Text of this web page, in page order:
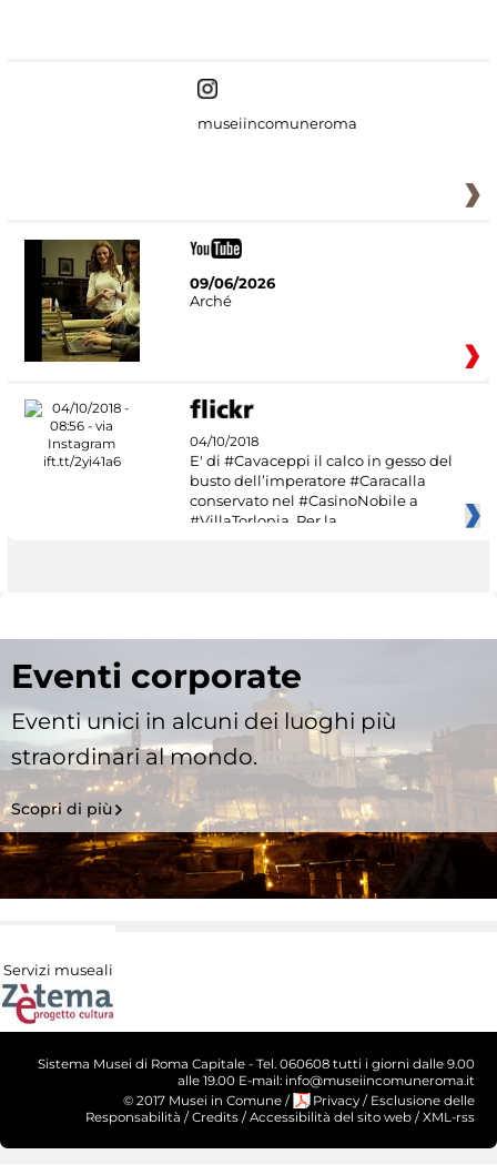
museiincomuneroma
09/06/2026
Arché
04/10/2018
E' di #Cavaceppi il calco in gesso del
busto dell’imperatore #Caracalla
conservato nel #CasinoNobile a
#VillaTorlonia. Per la
Eventi corporate
Eventi unici in alcuni dei luoghi più
straordinari al mondo.
Scopri di più
Servizi museali
Sistema Musei di Roma Capitale - Tel. 060608 tutti i giorni dalle 9.00
alle 19.00 E-mail: info@museiincomuneroma.it
© 2017 Musei in Comune / Privacy / Esclusione delle
Responsabilità /Credits /Accessibilità del sito web /XML-rss